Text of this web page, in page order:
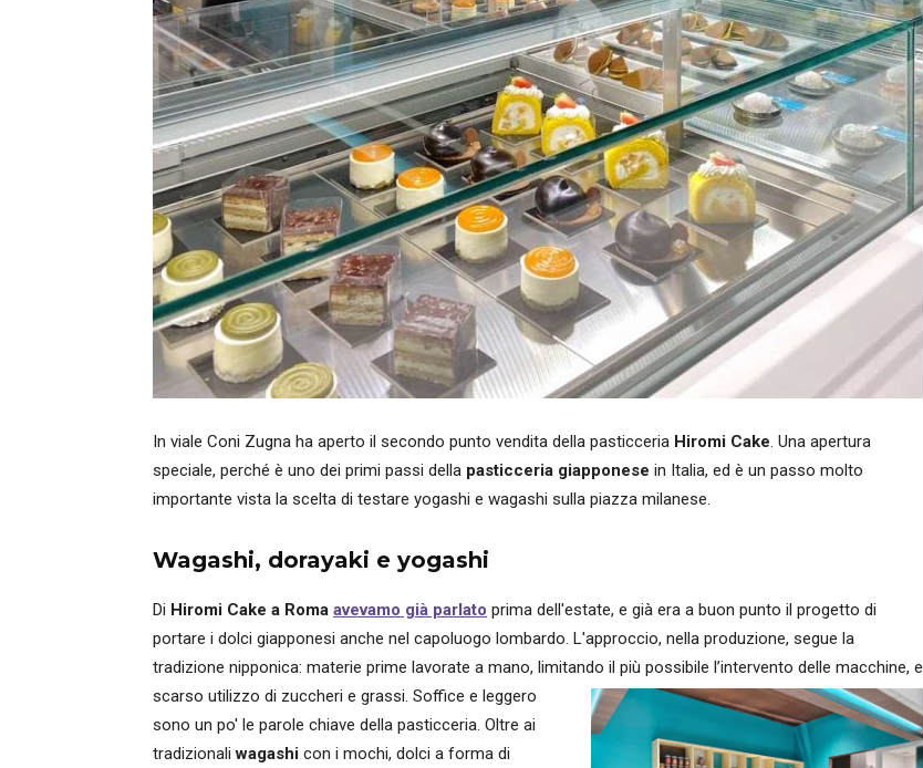
In viale Coni Zugna ha aperto il secondo punto vendita della pasticceria Hiromi Cake. Una apertura
speciale, perché è uno dei primi passi della pasticceria giapponese in Italia, ed è un passo molto
importante vista la scelta di testare yogashi e wagashi sulla piazza milanese.
Wagashi, dorayaki e yogashi
Di Hiromi Cake a Roma avevamo già parlato prima dell'estate, e già era a buon punto il progetto di
portare i dolci giapponesi anche nel capoluogo lombardo. L'approccio, nella produzione, segue la
tradizione nipponica: materie prime lavorate a mano, limitando il più possibile l’intervento delle macchine, e
scarso utilizzo di zuccheri e grassi. Soffice e leggero
sono un po' le parole chiave della pasticceria. Oltre ai
tradizionaliwagashi con i mochi, dolci a forma di